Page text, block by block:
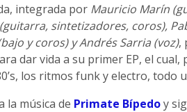
integrada por Mauricio Marín
sintetizadores, coros),
y coros) y Andrés Sarria (voz),
dar vida a su primer EP, el
los ritmos funk y electro, todo
la música de Primate Bípedoy